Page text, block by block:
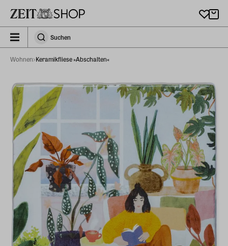
zeit_storefront.components.search.collapsed
SuchenSuchen
Wohnen Keramikfliese »Abschalten«